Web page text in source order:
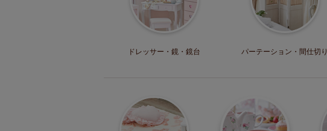
ドレッサー・ 鏡・鏡台 パーテーション・ 間仕切り